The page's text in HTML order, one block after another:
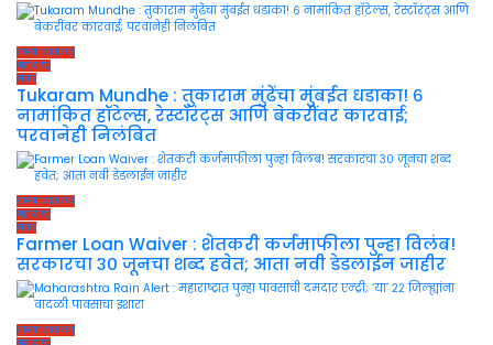
ताज्या बातम्या
महाराष्ट्र
मुंबई
Tukaram Mundhe : तुकाराम मुंढेंचा मुंबईत धडाका! ६
नामांकित हॉटेल्स, रेस्टॉरंट्स आणि बेकरींवर कारवाई;
परवानेही निलंबित
ताज्या बातम्या
महाराष्ट्र
मुंबई
Farmer Loan Waiver : शेतकरी कर्जमाफीला पुन्हा विलंब!
सरकारचा ३० जूनचा शब्द हवेत; आता नवी डेडलाईन जाहीर
ताज्या बातम्या